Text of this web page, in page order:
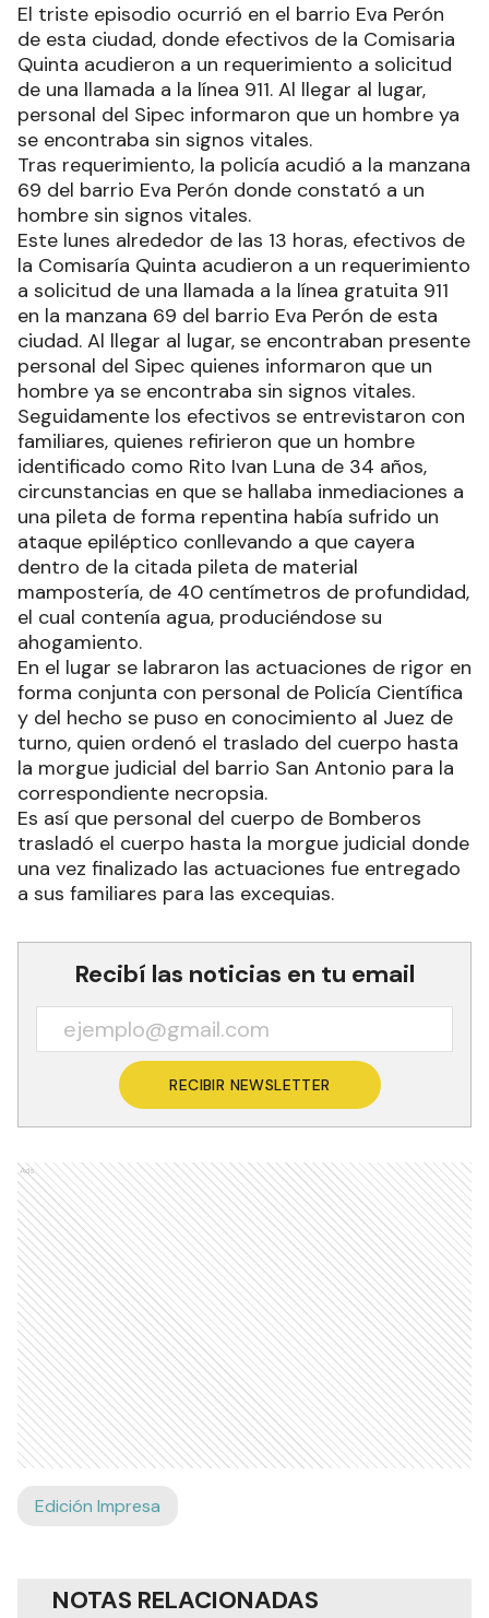
El triste episodio ocurrió en el barrio Eva Perón
de esta ciudad, donde efectivos de la Comisaria
Quinta acudieron a un requerimiento a solicitud
de una llamada a la línea 911. Al llegar al lugar,
personal del Sipec informaron que un hombre ya
se encontraba sin signos vitales.
Tras requerimiento, la policía acudió a la manzana
69 del barrio Eva Perón donde constató a un
hombre sin signos vitales.
Este lunes alrededor de las 13 horas, efectivos de
la Comisaría Quinta acudieron a un requerimiento
a solicitud de una llamada a la línea gratuita 911
en la manzana 69 del barrio Eva Perón de esta
ciudad. Al llegar al lugar, se encontraban presente
personal del Sipec quienes informaron que un
hombre ya se encontraba sin signos vitales.
Seguidamente los efectivos se entrevistaron con
familiares, quienes refirieron que un hombre
identificado como Rito Ivan Luna de 34 años,
circunstancias en que se hallaba inmediaciones a
una pileta de forma repentina había sufrido un
ataque epiléptico conllevando a que cayera
dentro de la citada pileta de material
mampostería, de 40 centímetros de profundidad,
el cual contenía agua, produciéndose su
ahogamiento.
En el lugar se labraron las actuaciones de rigor en
forma conjunta con personal de Policía Científica
y del hecho se puso en conocimiento al Juez de
turno, quien ordenó el traslado del cuerpo hasta
la morgue judicial del barrio San Antonio para la
correspondiente necropsia.
Es así que personal del cuerpo de Bomberos
trasladó el cuerpo hasta la morgue judicial donde
una vez finalizado las actuaciones fue entregado
a sus familiares para las excequias.
Recibí las noticias en tu email
RECIBIR NEWSLETTER
Ads
Edición Impresa
NOTAS RELACIONADAS